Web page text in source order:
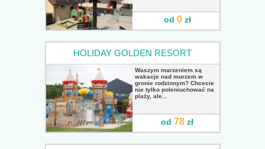
od 0zł
HOLIDAY GOLDEN RESORT
Waszym marzeniem są
wakacje nad morzem w
gronie rodzinnym? Chcecie
nie tylko poleniuchować na
plaży, ale...
od78 zł